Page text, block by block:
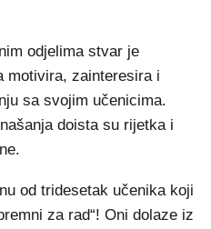
odjelima stvar je
motivira, zainteresira i
sa svojim učenicima.
doista su rijetka i
od tridesetak učenika koji
za rad“! Oni dolaze iz